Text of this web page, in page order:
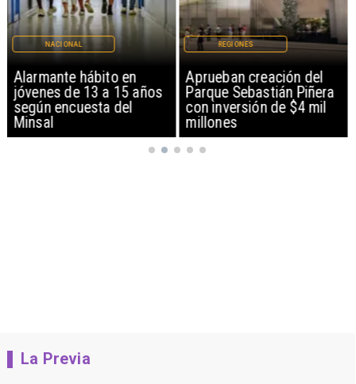
Alarmante hábito en
jóvenes de 13 a 15 años
según encuesta del
Minsal
NACIONAL
Aprueban creación del
Parque Sebastián Piñera
con inversión de $4 mil
millones
REGIONES
La Previa